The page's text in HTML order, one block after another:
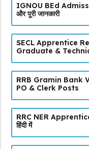
IGNOU BEd
और पूरी जानकारी
SECL Apprentice
Graduate &
RRB Gramin Bank
PO & Clerk Posts
RRC NER
हिंदी में